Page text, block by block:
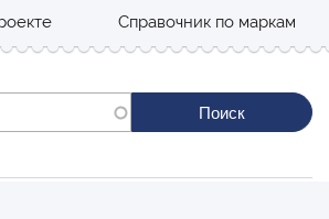
Справочник по маркам